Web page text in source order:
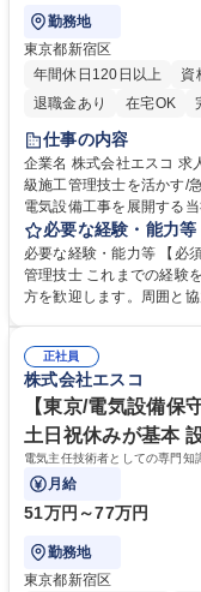
勤務地
東京都新宿区
年間休日120日以上
資
退職金あり
在宅OK
仕事の内容
企業名 株式会社エスコ 求人名 【課長職/電気工事施工管理】年休128日/1
級施工管理技士を活かす/急成長企業 仕事の内容 省
電気設備工事を展開する
ンの分電盤改修やLED化
指導や居住者様との調整を担います。
やすい環境で専門性を発
け会社への指導■居住者様
も携われるため、マネジ
の基盤作りに貢献できるやりがいがありま
施工管理】年休128日/1
必要な経験・能力等
必要な経験・能力等 【必
管理技士 これまでの経験
方を歓迎します。周囲と
やサブコン出身のベテラ
り組めます。成長企業の
ある仕事に挑戦できる点
据えてキャリアを築けます。 学歴・資格 学歴：大学院 大学 高専
修学校 高校 語学力： 資格
管理技士
正社員
株式会社エスコ
【東京/電気設備保
土日祝休みが基本
電気主任技術者としての専門知
月給
51万円～77万円
勤務地
東京都新宿区